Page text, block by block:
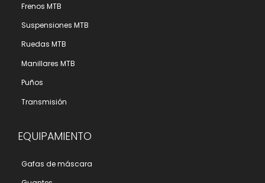
Frenos MTB
Suspensiones MTB
Ruedas MTB
Manillares MTB
Puños
Transmisión
EQUIPAMIENTO
Gafas de máscara